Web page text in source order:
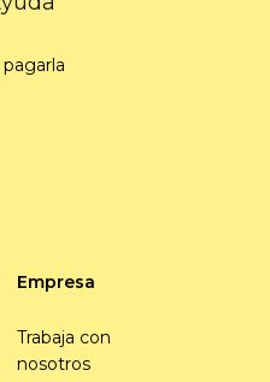
Empresa
Trabaja con
nosotros